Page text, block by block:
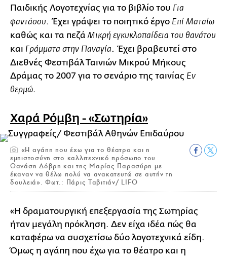
Παιδικής Λογοτεχνίας για το βιβλίο του Για
φαντάσου. Έχει γράψει το ποιητικό έργο Επί Ματαίω
καθώς και τα πεζά Μικρή εγκυκλοπαίδεια του θανάτου
και Γράμματα στην Παναγία. Έχει βραβευτεί στο
Διεθνές Φεστιβάλ Ταινιών Μικρού Μήκους
Δράμας το 2007 για το σενάριο της ταινίας Εν
θερμώ.
Χαρά Ρόμβη - «Σωτηρία»
«Η αγάπη που έχω για το θέατρο και η
εμπιστοσύνη στο καλλιτεχνικό πρόσωπο του
Θανάση Δόβρη και της Μαρίας Παρασύρη με
έκαναν να θέλω πολύ να ανακατευτώ σε αυτήν τη
δουλειά». Φωτ.: Πάρις Ταβιτιάν/ LIFO
«Η δραματουργική επεξεργασία της Σωτηρίας
ήταν μεγάλη πρόκληση. Δεν είχα ιδέα πώς θα
καταφέρω να συσχετίσω δύο λογοτεχνικά είδη.
Όμως η αγάπη που έχω για το θέατρο και η